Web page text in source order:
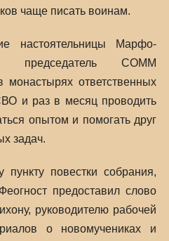
чаще писать воинам.
настоятельницы Марфо-
председатель СОММ
монастырях ответственных
и раз в месяц проводить
опытом и помогать друг
задач.
повестки собрания,
предоставил слово
руководителю рабочей
о новомучениках и